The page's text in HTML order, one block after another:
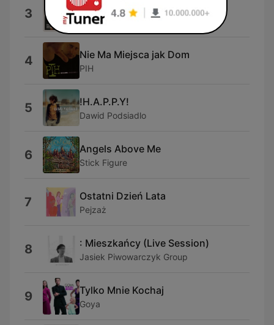
3 Dżentelmenel
Vito Bambino
4 Nie Ma Miejsca jak Dom
PIH
5 !H.A.P.P.Y!
Dawid Podsiadlo
6 Angels Above Me
Stick Figure
7 Ostatni Dzień Lata
Pejzaż
8 : Mieszkańcy (Live Session)
Jasiek Piwowarczyk Group
9 Tylko Mnie Kochaj
Goya